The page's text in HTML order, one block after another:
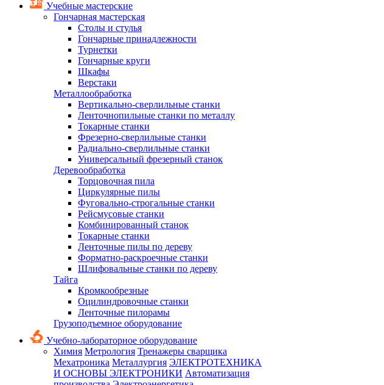
Учебные мастерские
Гончарная мастерская
Столы и стулья
Гончарные принадлежности
Турнетки
Гончарные круги
Шкафы
Верстаки
Металлообработка
Вертикально-сверлильные станки
Ленточнопильные станки по металлу
Токарные станки
Фрезерно-сверлильные станки
Радиально-сверлильные станки
Универсальный фрезерный станок
Деревообработка
Торцовочная пила
Циркулярные пилы
Фуговально-строгальные станки
Рейсмусовые станки
Комбинированный станок
Токарные станки
Ленточные пилы по дереву
Форматно-раскроечные станки
Шлифовальные станки по дереву
Тайга
Кромкообрезные
Оцилиндровочные станки
Ленточные пилорамы
Грузоподъемное оборудование
Учебно-лабораторное оборудование
Химия Метрология Тренажеры сварщика
Мехатроника Металлургия ЭЛЕКТРОТЕХНИКА
И ОСНОВЫ ЭЛЕКТРОНИКИ Автоматизация